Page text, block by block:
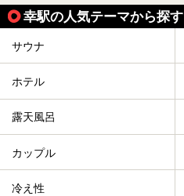
幸駅の人気テーマから探す
サウナ
ホテル
露天風呂
カップル
冷え性